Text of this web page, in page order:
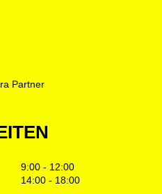
9:00 - 12:00
14:00 - 18:00